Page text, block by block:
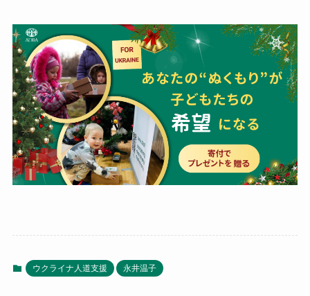
ウクライナ人道支援 永井温子